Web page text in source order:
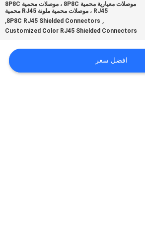
موصلات معيارية محمية 8P8C ، موصلات محمية 8P8C
RJ45 ، موصلات محمية ملونة RJ45 محمية
,
8P8C RJ45 Shielded Connectors
,
Customized Color RJ45 Shielded Connectors
افضل سعر